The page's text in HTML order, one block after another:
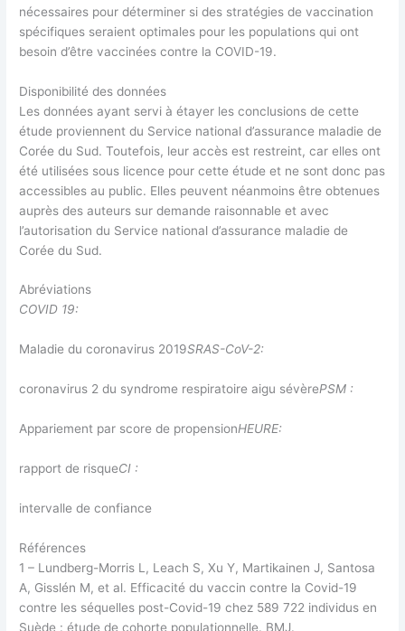
nécessaires pour déterminer si des stratégies de vaccination
spécifiques seraient optimales pour les populations qui ont
besoin d’être vaccinées contre la COVID-19.
Disponibilité des données
Les données ayant servi à étayer les conclusions de cette
étude proviennent du Service national d’assurance maladie de
Corée du Sud. Toutefois, leur accès est restreint, car elles ont
été utilisées sous licence pour cette étude et ne sont donc pas
accessibles au public. Elles peuvent néanmoins être obtenues
auprès des auteurs sur demande raisonnable et avec
l’autorisation du Service national d’assurance maladie de
Corée du Sud.
Abréviations
COVID 19:
Maladie du coronavirus 2019SRAS-CoV-2:
coronavirus 2 du syndrome respiratoire aigu sévèrePSM :
Appariement par score de propensionHEURE:
rapport de risqueCI :
intervalle de confiance
Références
1 – Lundberg-Morris L, Leach S, Xu Y, Martikainen J, Santosa
A, Gisslén M, et al. Efficacité du vaccin contre la Covid-19
contre les séquelles post-Covid-19 chez 589 722 individus en
Suède : étude de cohorte populationnelle. BMJ.